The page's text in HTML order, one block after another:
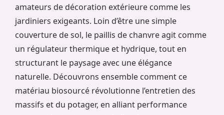
amateurs de décoration extérieure comme les
jardiniers exigeants. Loin d’être une simple
couverture de sol, le paillis de chanvre agit comme
un régulateur thermique et hydrique, tout en
structurant le paysage avec une élégance
naturelle. Découvrons ensemble comment ce
matériau biosourcé révolutionne l’entretien des
massifs et du potager, en alliant performance